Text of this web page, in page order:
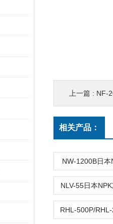
上一篇 : NF-
相关产品：
NW-1200B日本
NLV-55日本